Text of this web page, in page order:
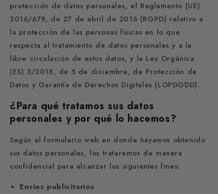
protección de datos personales, el Reglamento (UE)
2016/679, de 27 de abril de 2016 (RGPD) relativo a
la protección de las personas físicas en lo que
respecta al tratamiento de datos personales y a la
libre circulación de estos datos, y la Ley Orgánica
(ES) 3/2018, de 5 de diciembre, de Protección de
Datos y Garantía de Derechos Digitales (LOPDGDD).
¿Para qué tratamos sus datos
personales y por qué lo hacemos?
Según el formulario web en donde hayamos obtenido
sus datos personales, los trataremos de manera
confidencial para alcanzar los siguientes fines:
Envíos publicitarios